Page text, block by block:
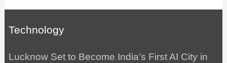
Technology
Lucknow Set to Become India’s First AI City in